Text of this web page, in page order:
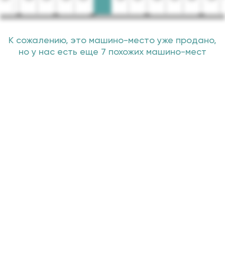
К сожалению, это машино-место уже продано,
но у нас есть еще 7 похожих машино-мест